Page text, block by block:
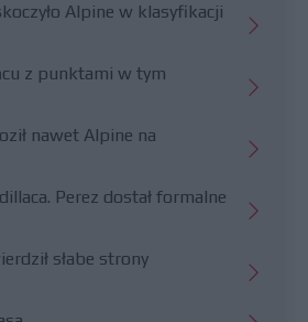
Alpine w klasyfikacji
z punktami w tym
nawet Alpine na
Perez dostał formalne
słabe strony